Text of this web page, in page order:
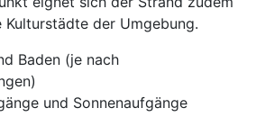
der Umgebung.
Baden (je nach
und Sonnenaufgänge